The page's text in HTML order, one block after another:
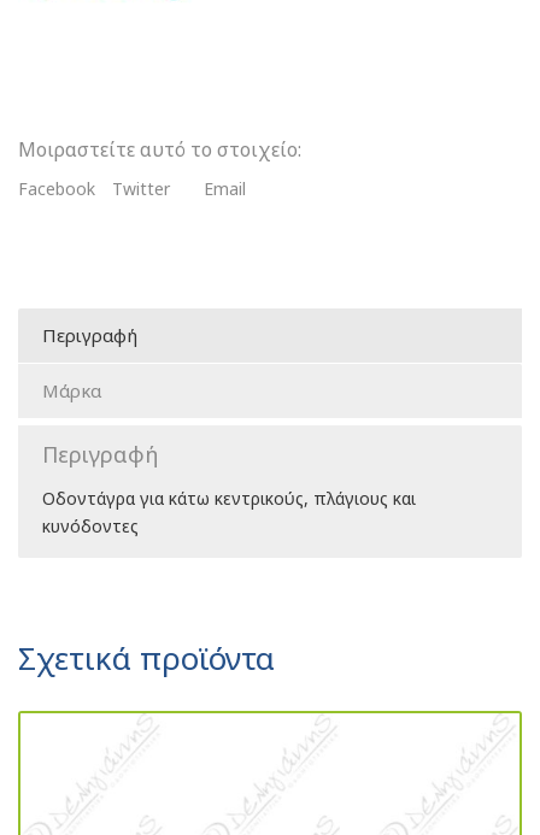
Μοιραστείτε αυτό το στοιχείο:
Facebook Twitter Email
Περιγραφή
Μάρκα
Περιγραφή
Οδοντάγρα για κάτω κεντρικούς, πλάγιους και
κυνόδοντες
Σχετικά προϊόντα